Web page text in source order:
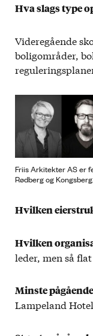
Hva slags type
Videregående
boligområder,
Friis Arkitekter AS er
Rødberg og Kongsberg.
Hvilken
Hvilken
leder, men så
Minste
Lampeland